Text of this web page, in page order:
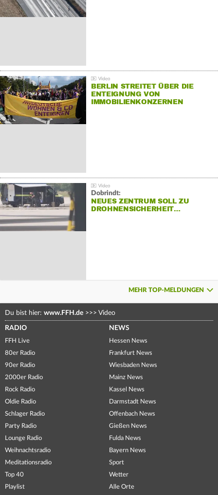
BERLIN STREITET ÜBER DIE
ENTEIGNUNG VON
IMMOBILIENKONZERNEN
Dobrindt:
NEUES ZENTRUM SOLL ZU
DROHNENSICHERHEIT…
MEHR TOP-MELDUNGEN
Du bist hier: www.FFH.de >>> Video
RADIO
FFH Live
80er Radio
90er Radio
2000er Radio
Rock Radio
Oldie Radio
Schlager Radio
Party Radio
Lounge Radio
Weihnachtsradio
Meditationsradio
Top 40
Playlist
NEWS
Hessen News
Frankfurt News
Wiesbaden News
Mainz News
Kassel News
Darmstadt News
Offenbach News
Gießen News
Fulda News
Bayern News
Sport
Wetter
Alle Orte